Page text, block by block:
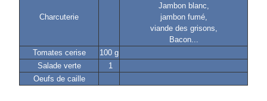
Charcuterie
Jambon blanc,
jambon fumé,
viande des grisons,
Bacon...
Tomates cerise
100 g
Salade verte
1
Oeufs de caille